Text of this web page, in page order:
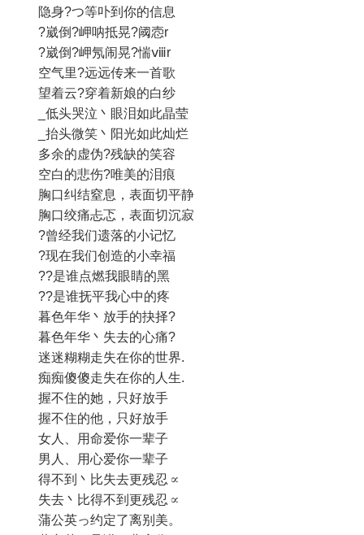
隐身?つ等卟到你的信息
?崴倒?岬呐抵晃?阈悫r
?崴倒?岬氖闹晃?惴ⅷr
空气里?远远传来一首歌
望着云?穿着新娘的白纱
_低头哭泣丶眼泪如此晶莹
_抬头微笑丶阳光如此灿烂
多余的虚伪?残缺的笑容
空白的悲伤?唯美的泪痕
胸口纠结窒息，表面切平静
胸口绞痛忐忑，表面切沉寂
?曾经我们遗落的小记忆
?现在我们创造的小幸福
??是谁点燃我眼睛的黑
??是谁抚平我心中的疼
暮色年华丶放手的抉择?
暮色年华丶失去的心痛?
迷迷糊糊走失在你的世界.
痴痴傻傻走失在你的人生.
握不住的她，只好放手
握不住的他，只好放手
女人、用命爱你一辈子
男人、用心爱你一辈子
得不到丶比失去更残忍∝
失去丶比得不到更残忍∝
蒲公英っ约定了离别美。